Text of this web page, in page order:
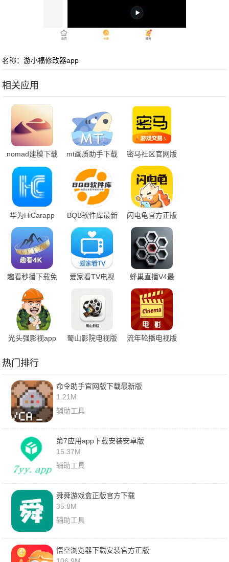
名称：游小福修改器app
相关应用
nomad建模下载
mt画质助手下载
密马社区官网版
华为HiCarapp
下载
BQB软件库最新
版本
闪电龟官方正版
趣看秒播下载免
费版
爱家看TV电视
蜂巢直播V4最
新版本
光头强影视app 蜀山影院电视版 流年轮播电视版
热门排行
命令助手官网版下载最新版
1.21M
辅助工具
第7应用app下载安装安卓版
15.37M
辅助工具
舜舜游戏盒正版官方下载
35.8M
辅助工具
悟空浏览器下载安装官方正版